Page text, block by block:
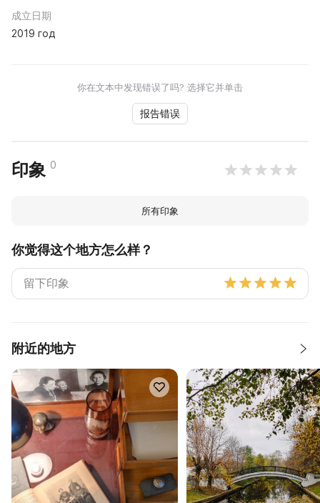
成立日期
2019 год
你在文本中发现错误了吗? 选择它并单击
报告错误
印象 0
所有印象
你觉得这个地方怎么样？
附近的地方